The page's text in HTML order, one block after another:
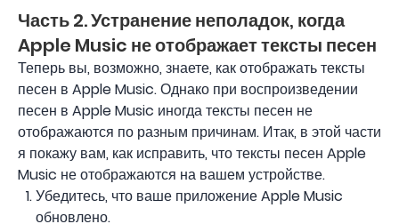
Часть 2. Устранение неполадок, когда
Apple Music не отображает тексты песен
Теперь вы, возможно, знаете, как отображать тексты
песен в Apple Music. Однако при воспроизведении
песен в Apple Music иногда тексты песен не
отображаются по разным причинам. Итак, в этой части
я покажу вам, как исправить, что тексты песен Apple
Music не отображаются на вашем устройстве.
Убедитесь, что ваше приложение Apple Music
обновлено.